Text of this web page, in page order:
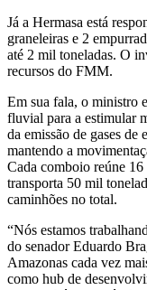
Já a Hermasa está
graneleiras e 2
até 2 mil toneladas. O
recursos do FMM.
Em sua fala, o ministro
fluvial para a estimular
da emissão de gases de
mantendo a
Cada comboio reúne 16
transporta 50 mil
caminhões no total.
“Nós estamos
do senador Eduardo
Amazonas cada vez
como hub de